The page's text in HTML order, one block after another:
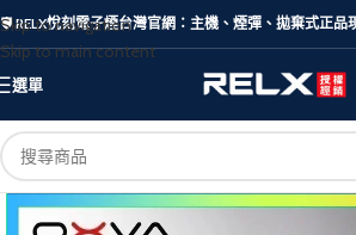
Skip to navigation
Skip to main content
🛡️ RELX悅刻電子煙台灣官網：主機、煙彈、拋棄式正品
選單